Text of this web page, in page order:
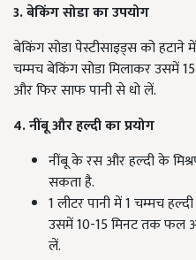
3. बेकिंग सोडा का उपयोग
बेकिंग सोडा पेस्टीसाइड्स को हटाने में
चम्मच बेकिंग सोडा मिलाकर उसमें
और फिर साफ पानी से धो लें.
4. नींबू और हल्दी का प्रयोग
नींबू के रस और हल्दी के
सकता है.
1 लीटर पानी में 1 चम्मच
उसमें 10-15 मिनट तक फल
लें.